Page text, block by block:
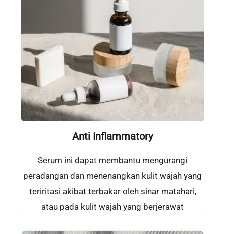
Anti Inflammatory
Serum ini dapat membantu mengurangi
peradangan dan menenangkan kulit wajah yang
teriritasi akibat terbakar oleh sinar matahari,
atau pada kulit wajah yang berjerawat